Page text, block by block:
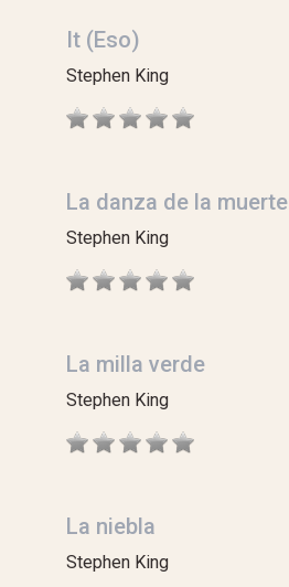
It (Eso)
Stephen King
La danza de la muerte
Stephen King
La milla verde
Stephen King
La niebla
Stephen King